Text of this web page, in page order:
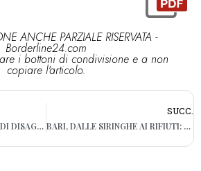
ANCHE PARZIALE RISERVATA -
Borderline24.com
i bottoni di condivisione e a non
copiare l'articolo.
PIOGGIA, A BARI “FIUMI” DI DISAGI. TRA PALESE E SANTO SPIRITO LUNGOMARE ALLAGATO
SUCC.
BARI, DALLE SIRINGHE AI RIFIUTI: DEGRADO NELL’AREA CANI DI VICO CAPURSO. “SITUAZIONE INACCETTABILE”